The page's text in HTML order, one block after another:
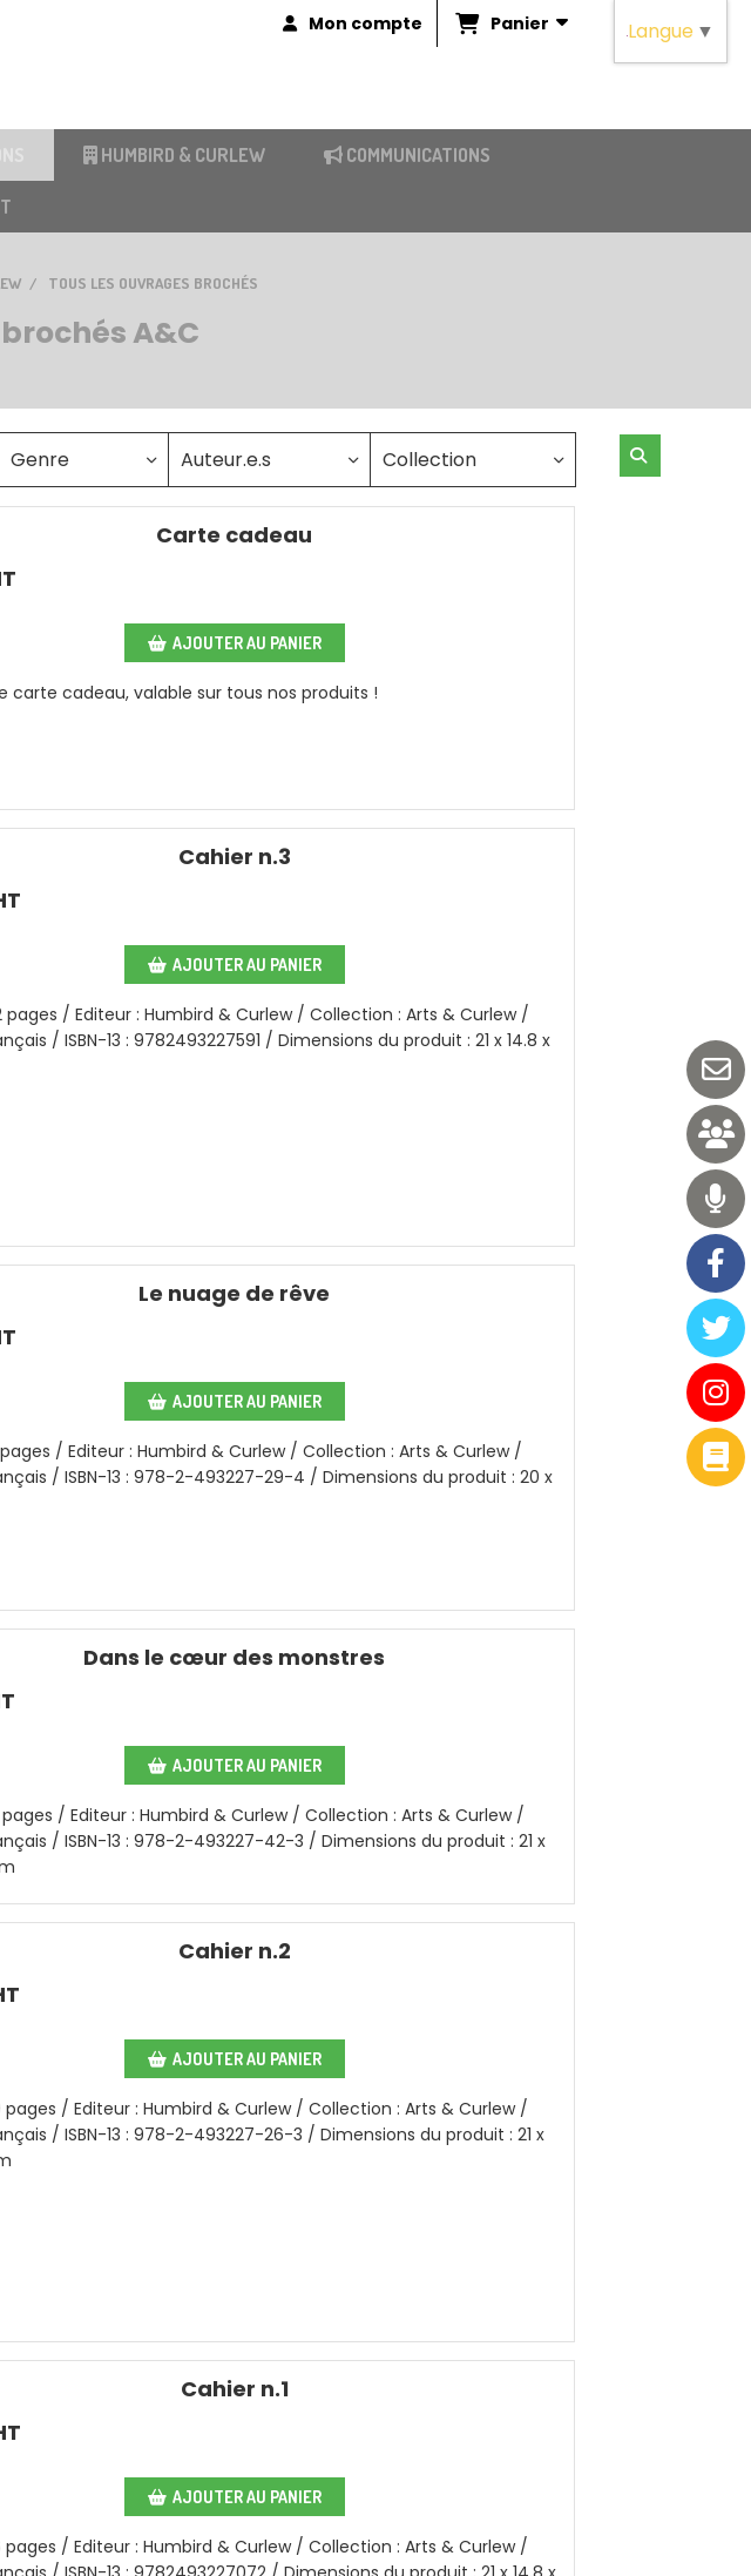
Mon compte Panier
HUMBIRD & CURLEW COMMUNICATIONS
TOUS LES OUVRAGES BROCHÉS
A&C
Genre Auteur.e.s Collection
Carte cadeau
carte cadeau, valable sur tous nos produits !
AJOUTER AU PANIER
Cahier n.3
pages / Editeur : Humbird & Curlew / Collection : Arts & Curlew /
/ ISBN-13 : 9782493227591 / Dimensions du produit : 21 x 14.8 x
AJOUTER AU PANIER
Le nuage de rêve
/ Editeur : Humbird & Curlew / Collection : Arts & Curlew /
/ ISBN-13 : 978-2-493227-29-4 / Dimensions du produit : 20 x
AJOUTER AU PANIER
Dans le cœur des monstres
/ Editeur : Humbird & Curlew / Collection : Arts & Curlew /
/ ISBN-13 : 978-2-493227-42-3 / Dimensions du produit : 21 x
AJOUTER AU PANIER
Cahier n.2
pages / Editeur : Humbird & Curlew / Collection : Arts & Curlew /
/ ISBN-13 : 978-2-493227-26-3 / Dimensions du produit : 21 x
AJOUTER AU PANIER
Cahier n.1
pages / Editeur : Humbird & Curlew / Collection : Arts & Curlew /
AJOUTER AU PANIER
Langue ▼